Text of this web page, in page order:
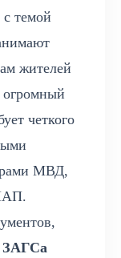
темой
жителей
четкого
МВД,
ЗАГСа